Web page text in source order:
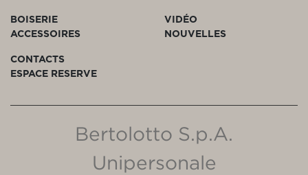
BOISERIE
ACCESSOIRES
VIDÉO
NOUVELLES
CONTACTS
ESPACE RESERVE
Bertolotto S.p.A.
Unipersonale